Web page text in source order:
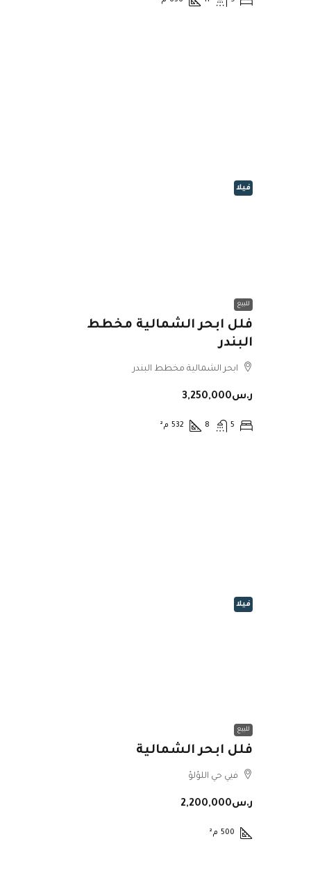
للبيع
فلل ابحر الشمالية مخطط
البندر
ابحر الشمالية مخطط البندر
ر.س3,250,000
5
8
532 م²
فيلا
للبيع
فلل ابحر الشمالية
فيي حي اللؤلؤ
ر.س2,200,000
500 م²
فيلا